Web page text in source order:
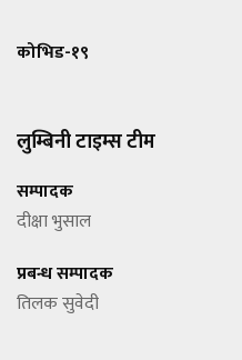
कोभिड-१९
लुम्बिनी टाइम्स टीम
सम्पादक
दीक्षा भुसाल
प्रबन्ध सम्पादक
तिलक सुवेदी